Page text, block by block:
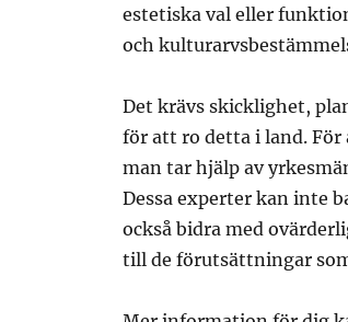
estetiska val eller
och
Det krävs skicklighet,
för att ro detta i land.
man tar hjälp av
Dessa experter kan inte
också bidra med
till de förutsättningar